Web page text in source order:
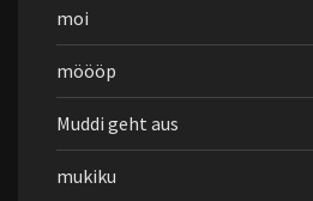
moi
möööp
Muddi geht aus
mukiku